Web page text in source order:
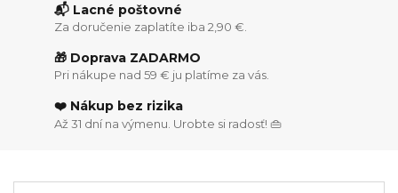
📬 Lacné poštovné
Za doručenie zaplatíte iba 2,90 €.
🎁 Doprava ZADARMO
Pri nákupe nad 59 € ju platíme za vás.
❤️ Nákup bez rizika
Až 31 dní na výmenu. Urobte si radosť! 👜